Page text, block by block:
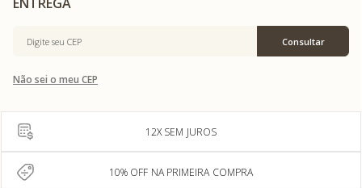
Não sei o meu CEP
12X SEM JUROS
10% OFF NA PRIMEIRA COMPRA